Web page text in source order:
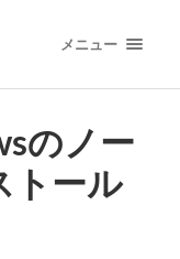
メニュー
のノー
トール